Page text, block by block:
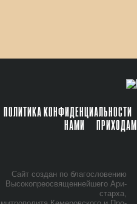
ПОЛИТИКА КОНФИДЕНЦИАЛЬНОСТИ
НАМИ
ПРИХОДАМ
Сайт со­здан по бла­го­сло­ве­нию
Вы­со­ко­прео­свя­щен­ней­ше­го Ари­
стар­ха,